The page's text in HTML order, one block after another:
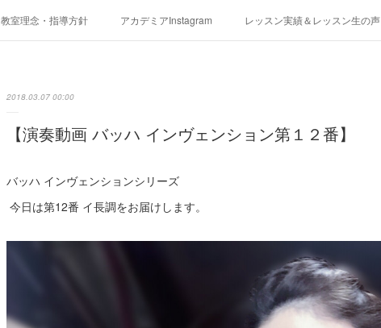
教室理念・指導方針 アカデミアInstagram レッスン実績＆レッスン生の声
2018.03.07 00:00
【演奏動画 バッハ インヴェンション第１２番】
バッハ インヴェンションシリーズ
今日は第12番 イ長調をお届けします。